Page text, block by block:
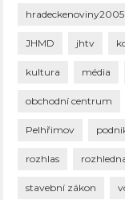
hradeckenoviny2005
JHMD jhtv
kultura média
obchodní centrum
Pelhřimov
rozhlas
stavební zákon